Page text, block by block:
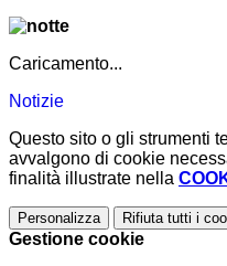
Caricamento...
Notizie
Questo sito o gli strumenti
avvalgono di cookie
finalità illustrate nella
Personalizza Rifiuta tutti i
Gestione cookie